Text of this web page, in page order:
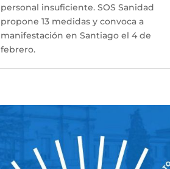
personal insuficiente. SOS Sanidad
propone 13 medidas y convoca a
manifestación en Santiago el 4 de
febrero.